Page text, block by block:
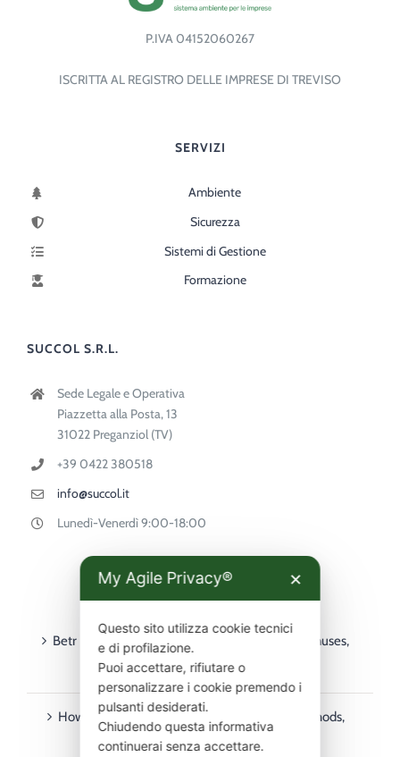
P.IVA 04152060267
ISCRITTA AL REGISTRO DELLE IMPRESE DI TREVISO
SERVIZI
Ambiente
Sicurezza
Sistemi di Gestione
Formazione
SUCCOL S.R.L.
Sede Legale e Operativa
Piazzetta alla Posta, 13
31022 Preganziol (TV)
+39 0422 380518
info@succol.it
Lunedì-Venerdì 9:00-18:00
ULTIMI ARTICOLI
Betr PointsBet guide for Australian players – bonuses,
deposits, withdrawals & mobile
How to Use Rainbet in Australia: Payment Methods,
Deposits & Withdrawals Guide
My Agile Privacy® ✕
Questo sito utilizza cookie tecnici
e di profilazione.
Puoi accettare, rifiutare o
personalizzare i cookie premendo i
pulsanti desiderati.
Chiudendo questa informativa
continuerai senza accettare.